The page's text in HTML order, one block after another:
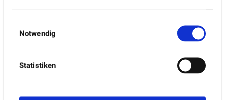
Notwendig
Statistiken
von Werkstoffen für Branchen wie die Automobilindustrie
oder für die Produktion von Land- und Baumaschinen